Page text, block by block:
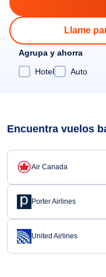
Llame
Agrupa y ahorra
Hotel
Auto
Encuentra vuelos
Air Canada
Porter Airlines
United Airlines